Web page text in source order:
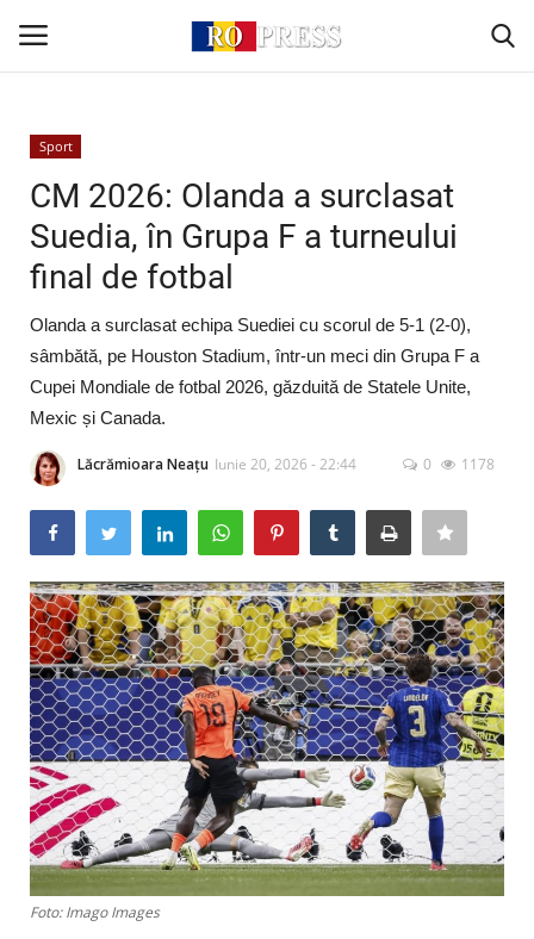
Conectare
Acasă
Intern
Extern
Politică
Socio-Economic
Monden
Artă & Cultură
Sănătate
Turism
Sport
CM 2026: Olanda a surclasat
Suedia, în Grupa F a turneului
final de fotbal
Olanda a surclasat echipa Suediei cu scorul de 5-1 (2-0),
sâmbătă, pe Houston Stadium, într-un meci din Grupa F a
Cupei Mondiale de fotbal 2026, găzduită de Statele Unite,
Mexic și Canada.
Lăcrămioara Neațu Iunie 20, 2026 - 22:44 0 1178
Foto: Imago Images